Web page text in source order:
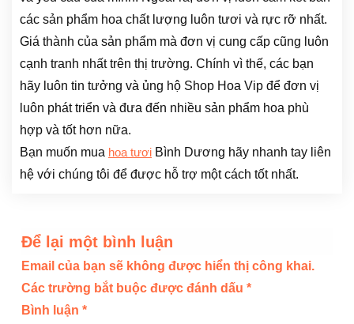
các sản phẩm hoa chất lượng luôn tươi và rực rỡ nhất.
Giá thành của sản phẩm mà đơn vị cung cấp cũng luôn
cạnh tranh nhất trên thị trường. Chính vì thế, các bạn
hãy luôn tin tưởng và ủng hộ Shop Hoa Vip để đơn vị
luôn phát triển và đưa đến nhiều sản phẩm hoa phù
hợp và tốt hơn nữa.
Bạn muốn mua hoa tươi Bình Dương hãy nhanh tay liên
hệ với chúng tôi để được hỗ trợ một cách tốt nhất.
Để lại một bình luận
Email của bạn sẽ không được hiển thị công khai.
Các trường bắt buộc được đánh dấu *
Bình luận *